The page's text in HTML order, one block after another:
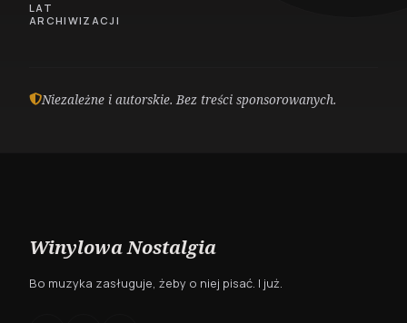
LAT
ARCHIWIZACJI
Niezależne i autorskie. Bez treści sponsorowanych.
Winylowa Nostalgia
Bo muzyka zasługuje, żeby o niej pisać. I już.